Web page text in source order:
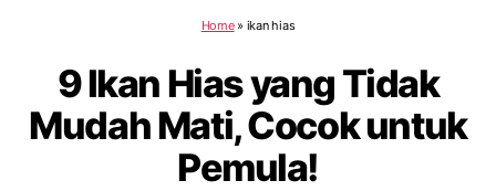
Home» ikan hias
9 Ikan Hias yang Tidak
Mudah Mati, Cocok untuk
Pemula!